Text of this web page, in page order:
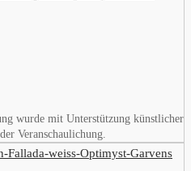
wurde mit Unterstützung künstlicher
Veranschaulichung.